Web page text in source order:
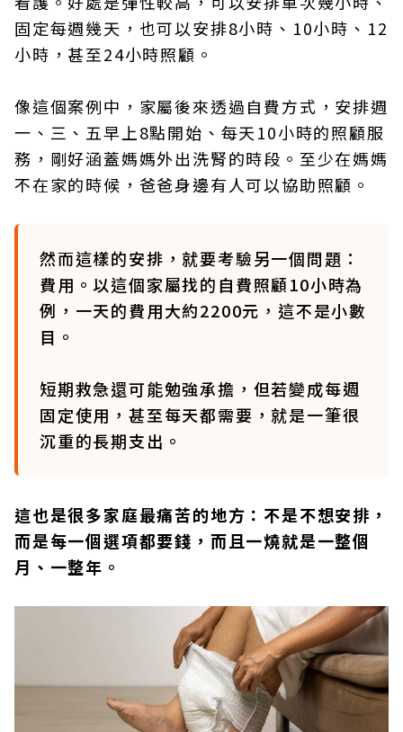
固定每週幾天，也可以安排8小時、10小時、12
小時，甚至24小時照顧。
像這個案例中，家屬後來透過自費方式，安排週
一、三、五早上8點開始、每天10小時的照顧服
務，剛好涵蓋媽媽外出洗腎的時段。至少在媽媽
不在家的時候，爸爸身邊有人可以協助照顧。
然而這樣的安排，就要考驗另一個問題：
費用。以這個家屬找的自費照顧10小時為
例，一天的費用大約2200元，這不是小數
目。
短期救急還可能勉強承擔，但若變成每週
固定使用，甚至每天都需要，就是一筆很
沉重的長期支出。
這也是很多家庭最痛苦的地方：不是不想安排，
而是每一個選項都要錢，而且一燒就是一整個
月、一整年。